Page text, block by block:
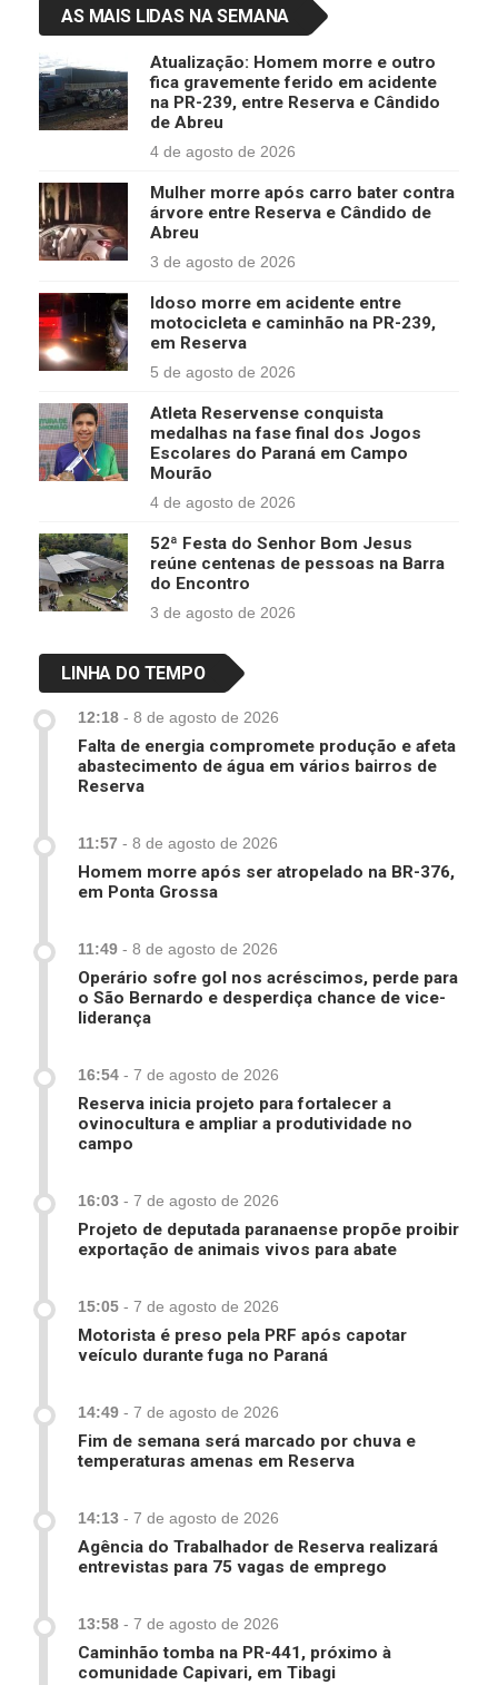
AS MAIS LIDAS NA SEMANA
Atualização: Homem morre e outro
fica gravemente ferido em acidente
na PR-239, entre Reserva e Cândido
de Abreu
4 de agosto de 2026
Mulher morre após carro bater contra
árvore entre Reserva e Cândido de
Abreu
3 de agosto de 2026
Idoso morre em acidente entre
motocicleta e caminhão na PR-239,
em Reserva
5 de agosto de 2026
Atleta Reservense conquista
medalhas na fase final dos Jogos
Escolares do Paraná em Campo
Mourão
4 de agosto de 2026
52ª Festa do Senhor Bom Jesus
reúne centenas de pessoas na Barra
do Encontro
3 de agosto de 2026
LINHA DO TEMPO
12:18 - 8 de agosto de 2026
Falta de energia compromete produção e afeta
abastecimento de água em vários bairros de
Reserva
11:57 - 8 de agosto de 2026
Homem morre após ser atropelado na BR-376,
em Ponta Grossa
11:49 - 8 de agosto de 2026
Operário sofre gol nos acréscimos, perde para
o São Bernardo e desperdiça chance de vice-
liderança
16:54 - 7 de agosto de 2026
Reserva inicia projeto para fortalecer a
ovinocultura e ampliar a produtividade no
campo
16:03 - 7 de agosto de 2026
Projeto de deputada paranaense propõe proibir
exportação de animais vivos para abate
15:05 - 7 de agosto de 2026
Motorista é preso pela PRF após capotar
veículo durante fuga no Paraná
14:49 - 7 de agosto de 2026
Fim de semana será marcado por chuva e
temperaturas amenas em Reserva
14:13 - 7 de agosto de 2026
Agência do Trabalhador de Reserva realizará
entrevistas para 75 vagas de emprego
13:58 - 7 de agosto de 2026
Caminhão tomba na PR-441, próximo à
comunidade Capivari, em Tibagi